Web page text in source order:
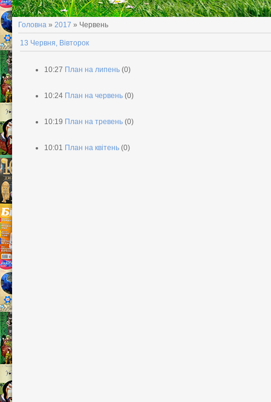
Головна » 2017 » Червень
13 Червня, Вівторок
10:27 План на липень (0)
10:24 План на червень (0)
10:19 План на тревень (0)
10:01 План на квітень (0)